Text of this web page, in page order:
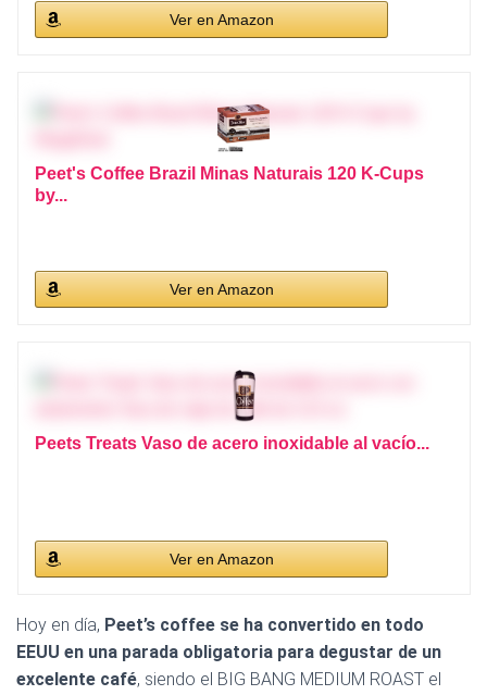
Ver en Amazon
Peet's Coffee Brazil Minas Naturais 120 K-Cups
by...
Ver en Amazon
Peets Treats Vaso de acero inoxidable al vacío...
Ver en Amazon
Hoy en día, Peet’s coffee se ha convertido en todo
EEUU en una parada obligatoria para degustar de un
excelente café, siendo el BIG BANG MEDIUM ROAST el